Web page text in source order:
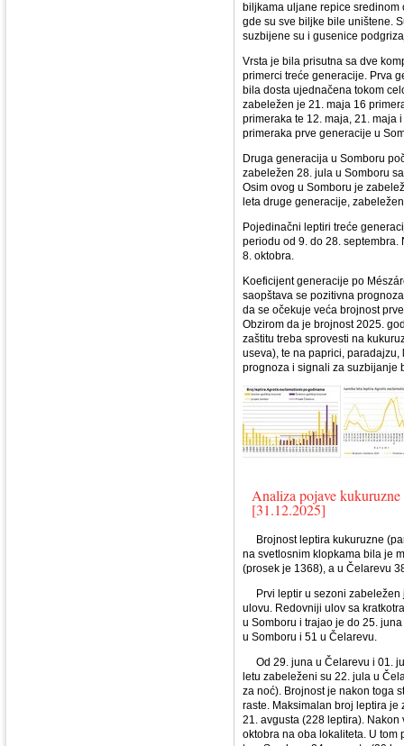
biljkama uljane repice
gde su sve biljke bile uništene.
suzbijene su i gusenice
Vrsta je bila prisutna sa dve
primerci treće generacije. Prva
bila dosta ujednačena tokom
zabeležen je 21. maja 16
primeraka te 12. maja, 21. maja
primeraka prve generacije u
Druga generacija u Somboru
zabeležen 28. jula u Somboru
Osim ovog u Somboru je
leta druge generacije,
Pojedinačni leptiri treće
periodu od 9. do 28.
8. oktobra.
Koeficijent generacije po
saopštava se pozitivna
da se očekuje veća brojnost
Obzirom da je brojnost 2025.
zaštitu treba sprovesti na
useva), te na paprici,
prognoza i signali za suzbijanje
Analiza pojave
[31.12.2025]
Brojnost leptira kukuruzne
na svetlosnim klopkama bila je
(prosek je 1368), a u Čelarevu
Prvi leptir u sezoni zabeležen
ulovu. Redovniji ulov sa
u Somboru i trajao je do 25.
u Somboru i 51 u Čelarevu.
Od 29. juna u Čelarevu i 01.
letu zabeleženi su 22. jula u
za noć). Brojnost je nakon toga
raste. Maksimalan broj leptira je
21. avgusta (228 leptira).
oktobra na oba lokaliteta. U tom